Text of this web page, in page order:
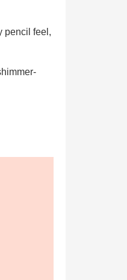
pencil feel,